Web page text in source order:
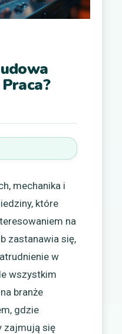
mechanika i
które
na
zastanawia się,
w
wszystkim
branże
gdzie
zajmują się